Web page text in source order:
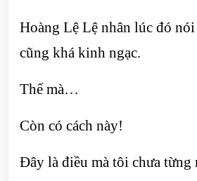
Hoàng Lệ Lệ nhân lúc đó
cũng khá kinh ngạc.
Thế mà…
Còn có cách này!
Đây là điều mà tôi chưa từng